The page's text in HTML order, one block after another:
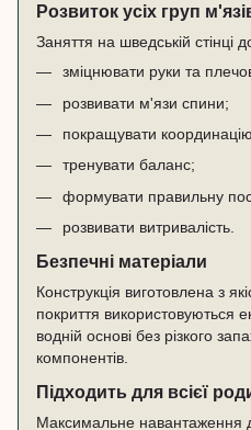
Розвиток усіх груп
Заняття на шведській стінці
зміцнювати руки та
розвивати м'язи спини;
покращувати координацію
тренувати баланс;
формувати правильну
розвивати витривалість.
Безпечні матеріали
Конструкція виготовлена з
покриття використовуються
водній основі без різкого
компонентів.
Підходить для всієї
Максимальне навантаження